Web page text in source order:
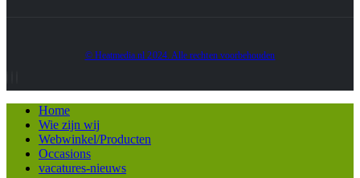
© Heatmedia.nl 2024. Alle rechten voorbehouden
Home
Wie zijn wij
Webwinkel/Producten
Occasions
vacatures-nieuws